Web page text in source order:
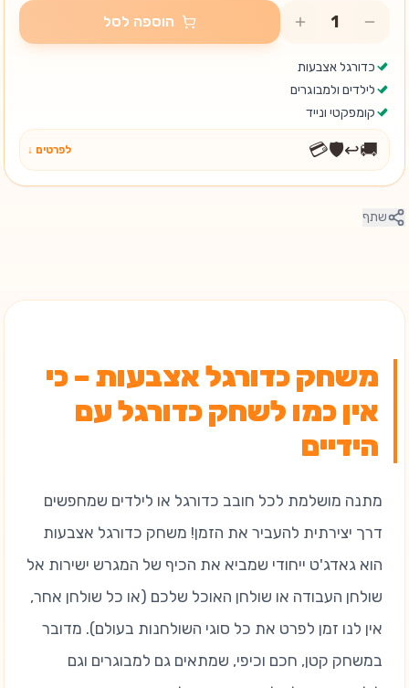
הוספה לסל
כדורגל אצבעות
לילדים ולמבוגרים
קומפקטי ונייד
🚚
↩️
🛡️
💳 לפרטים ↓
שתף
משחק כדורגל אצבעות – כי
אין כמו לשחק כדורגל עם
הידיים
מתנה מושלמת לכל חובב כדורגל או לילדים שמחפשים
דרך יצירתית להעביר את הזמן! משחק כדורגל אצבעות
הוא גאדג'ט ייחודי שמביא את הכיף של המגרש ישירות אל
שולחן העבודה או שולחן האוכל שלכם (או כל שולחן אחר,
אין לנו זמן לפרט את כל סוגי השולחנות בעולם). מדובר
במשחק קטן, חכם וכיפי, שמתאים גם למבוגרים וגם